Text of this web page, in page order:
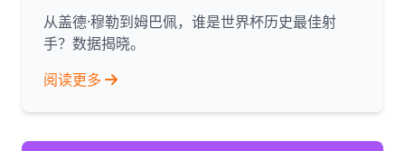
从盖德·穆勒到姆巴佩，谁是世界杯历史最佳射
手？数据揭晓。
阅读更多